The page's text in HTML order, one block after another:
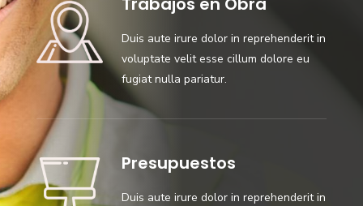
Duis aute irure dolor in reprehenderit in
voluptate velit esse cillum dolore eu
fugiat nulla pariatur.
Presupuestos
Duis aute irure dolor in reprehenderit in